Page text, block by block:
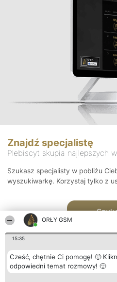
ORŁY GSM
15:35
Cześć, chętnie Ci pomogę! 🙂
odpowiedni temat rozmowy! 🙂
Znajdź specjalistę
Plebiscyt skupia najlepszych
Szukasz specjalisty w pobliżu
wyszukiwarkę. Korzystaj tylko z